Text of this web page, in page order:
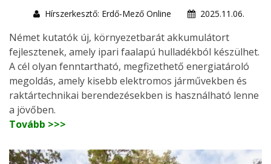
Hírszerkesztő: Erdő-Mező Online
2025.11.06.
Német kutatók új, környezetbarát akkumulátort
fejlesztenek, amely ipari faalapú hulladékból készülhet.
A cél olyan fenntartható, megfizethető energiatároló
megoldás, amely kisebb elektromos járművekben és
raktártechnikai berendezésekben is használható lenne
a jövőben.
Tovább >>>